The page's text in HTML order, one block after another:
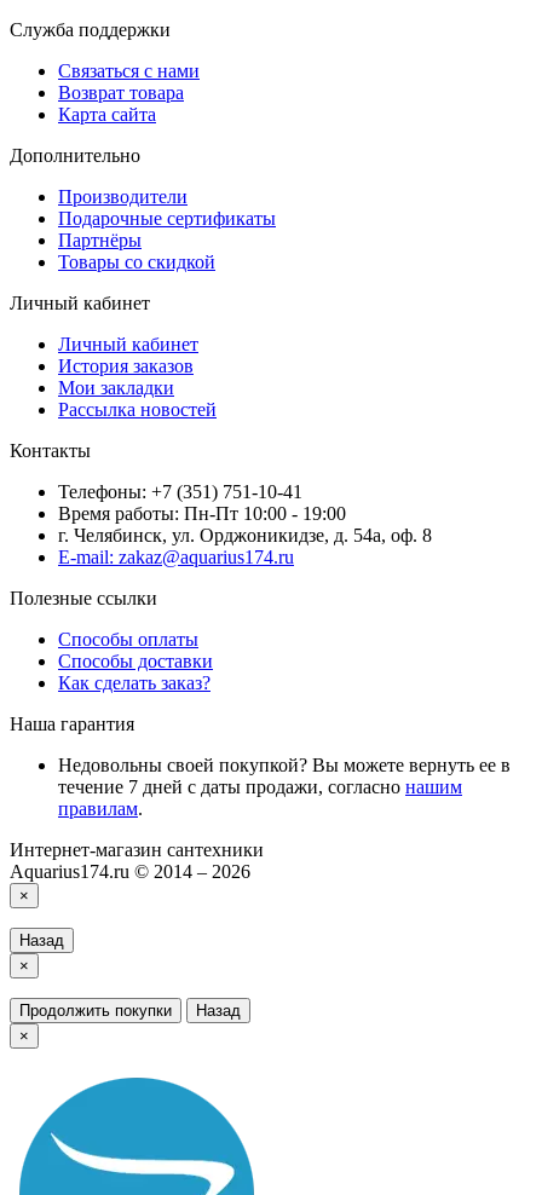
Служба поддержки
Связаться с нами
Возврат товара
Карта сайта
Дополнительно
Производители
Подарочные сертификаты
Партнёры
Товары со скидкой
Личный кабинет
Личный кабинет
История заказов
Мои закладки
Рассылка новостей
Контакты
Телефоны: +7 (351) 751-10-41
Время работы: Пн-Пт 10:00 - 19:00
г. Челябинск, ул. Орджоникидзе, д. 54а, оф. 8
E-mail: zakaz@aquarius174.ru
Полезные ссылки
Способы оплаты
Способы доставки
Как сделать заказ?
Наша гарантия
Недовольны своей покупкой? Вы можете вернуть ее в
течение 7 дней с даты продажи, согласно нашим
правилам.
Интернет-магазин сантехники
Aquarius174.ru © 2014 – 2026
×
Назад
×
Продолжить покупки
Назад
×